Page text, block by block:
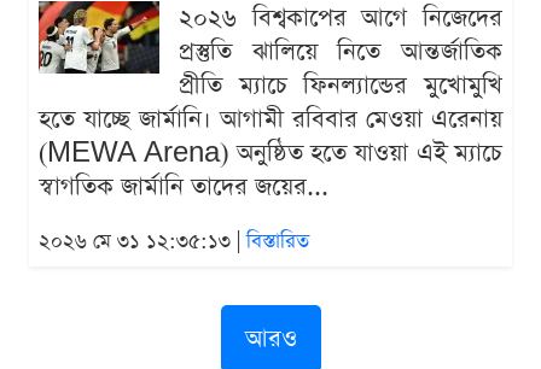
২০২৬ বিশ্বকাপের আগে নিজেদের
প্রস্তুতি ঝালিয়ে নিতে আন্তর্জাতিক
প্রীতি ম্যাচে ফিনল্যান্ডের মুখোমুখি
হতে যাচ্ছে জার্মানি। আগামী রবিবার মেওয়া এরেনায়
(MEWA Arena) অনুষ্ঠিত হতে যাওয়া এই ম্যাচে
স্বাগতিক জার্মানি তাদের জয়ের...
২০২৬ মে ৩১ ১২:৩৫:১৩ |বিস্তারিত
আরও